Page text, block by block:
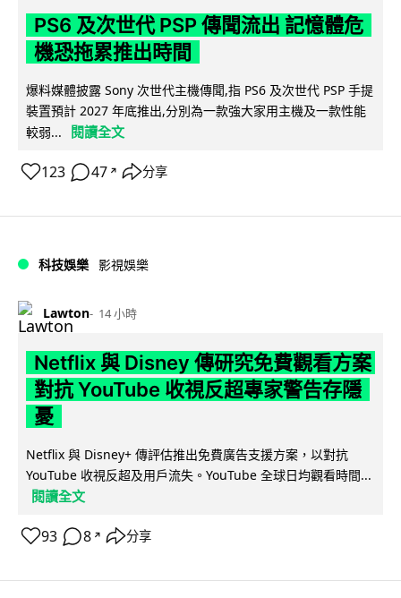
PS6 及次世代 PSP 傳聞流出 記憶體危
機恐拖累推出時間
爆料媒體披露 Sony 次世代主機傳聞,指 PS6 及次世代 PSP 手提
裝置預計 2027 年底推出,分別為一款強大家用主機及一款性能
較弱...
閱讀全文
123 47 ↗ 分享
科技娛樂 影視娛樂
Lawton 14 小時
Netflix 與 Disney 傳研究免費觀看方案
對抗 YouTube 收視反超專家警告存隱
憂
Netflix 與 Disney+ 傳評估推出免費廣告支援方案，以對抗
YouTube 收視反超及用戶流失。YouTube 全球日均觀看時間...
閱讀全文
93 8 ↗ 分享